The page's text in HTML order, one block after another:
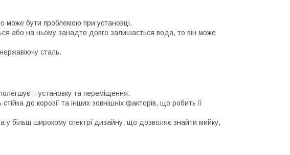
може бути проблемою при установці.
або на ньому занадто довго залишається вода, то він може
сталь.
її установку та переміщення.
до корозії та інших зовнішніх факторів, що робить її
у більш широкому спектрі дизайну, що дозволяє знайти мийку,